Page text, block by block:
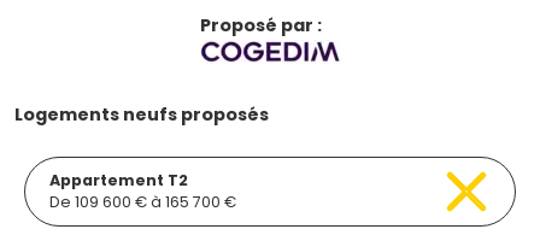
Proposé par :
Logements neufs proposés
Appartement T2
De 109 600 € à 165 700 €